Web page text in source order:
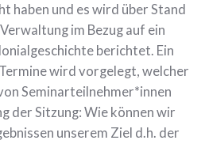
haben und es wird über Stand
im Bezug auf ein
berichtet. Ein
wird vorgelegt, welcher
Seminarteilnehmer*innen
der Sitzung: Wie können wir
unserem Ziel d.h. der